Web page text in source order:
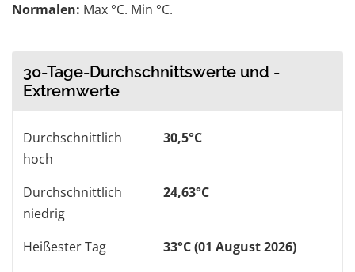
Normalen: Max °C. Min °C.
30-Tage-Durchschnittswerte und -
Extremwerte
Durchschnittlich
hoch
30,5°C
Durchschnittlich
niedrig
24,63°C
Heißester Tag
33°C (01 August 2026)